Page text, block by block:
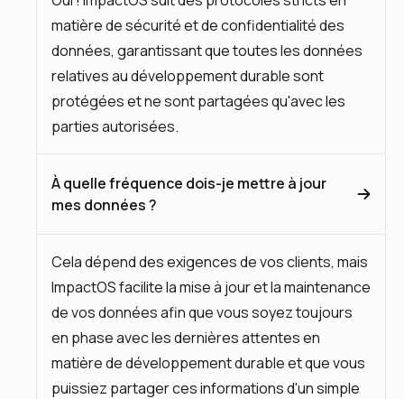
matière de sécurité et de confidentialité des
données, garantissant que toutes les données
relatives au développement durable sont
protégées et ne sont partagées qu'avec les
parties autorisées.
À quelle fréquence dois-je mettre à jour
mes données ?
Cela dépend des exigences de vos clients, mais
ImpactOS facilite la mise à jour et la maintenance
de vos données afin que vous soyez toujours
en phase avec les dernières attentes en
matière de développement durable et que vous
puissiez partager ces informations d'un simple